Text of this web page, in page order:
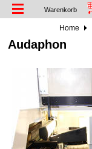
Warenkorb
Home
Audaphon